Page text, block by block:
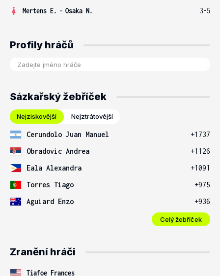
Mertens E. - Osaka N. 3-5
Profily hráčů
Sázkařský žebříček
Nejziskovější Nejztrátovější
Cerundolo Juan Manuel
+1737
Obradovic Andrea
+1126
Eala Alexandra
+1091
Torres Tiago
+975
Aguiard Enzo
+936
Celý žebříček
Zranění hráči
Tiafoe Frances